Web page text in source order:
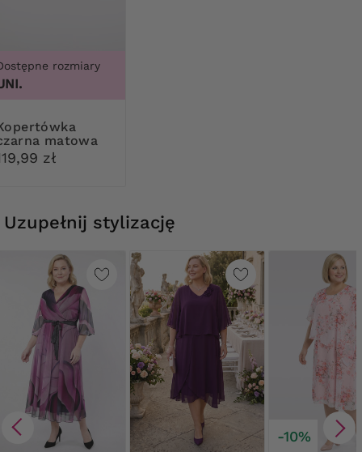
rozmiary
matowa
zł
Uzupełnij stylizację
-10%